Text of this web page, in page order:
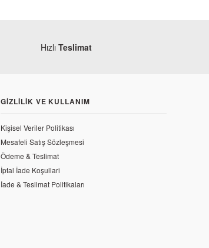
Hızlı Teslimat
GIZLILIK VE KULLANIM
Kişisel Veriler Politikası
Mesafeli Satış Sözleşmesi
Ödeme & Teslimat
İptal İade Koşullari
İade & Teslimat Politikaları